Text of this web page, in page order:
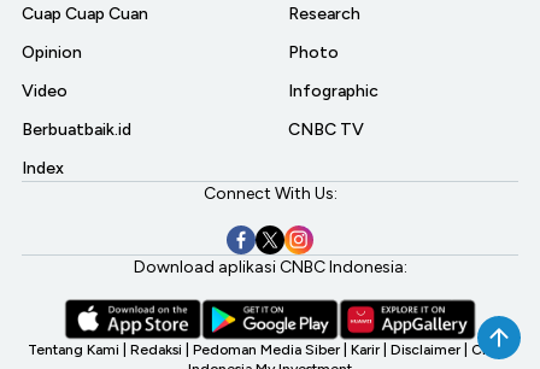
Cuap Cuap Cuan
Opinion
Video
Berbuatbaik.id
Index
Research
Photo
Infographic
CNBC TV
Connect With Us:
Download aplikasi CNBC Indonesia:
Tentang Kami Redaksi Pedoman Media Siber Karir Disclaimer CNBC